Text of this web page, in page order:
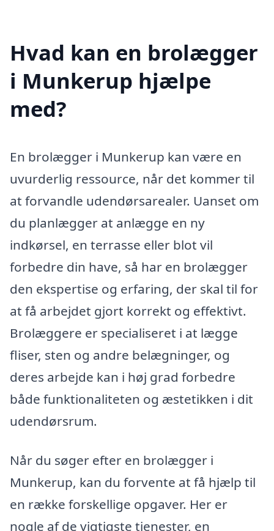
Hvad kan en brolægger
i Munkerup hjælpe
med?
En brolægger i Munkerup kan være en
uvurderlig ressource, når det kommer til
at forvandle udendørsarealer. Uanset om
du planlægger at anlægge en ny
indkørsel, en terrasse eller blot vil
forbedre din have, så har en brolægger
den ekspertise og erfaring, der skal til for
at få arbejdet gjort korrekt og effektivt.
Brolæggere er specialiseret i at lægge
fliser, sten og andre belægninger, og
deres arbejde kan i høj grad forbedre
både funktionaliteten og æstetikken i dit
udendørsrum.
Når du søger efter en brolægger i
Munkerup, kan du forvente at få hjælp til
en række forskellige opgaver. Her er
nogle af de vigtigste tjenester, en